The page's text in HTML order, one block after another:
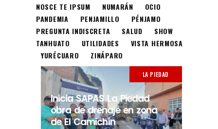
NOSCE TE IPSUM
NUMARÁN
OCIO
PANDEMIA
PENJAMILLO
PÉNJAMO
PREGUNTA INDISCRETA
SALUD
SHOW
TANHUATO
UTILIDADES
VISTA HERMOSA
YURÉCUARO
ZINÁPARO
LA PIEDAD
Inicia SAPAS La Piedad
obra de drenaje en zona
de El Camichín